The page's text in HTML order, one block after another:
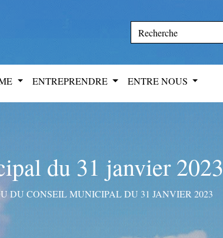
ENTREPRENDRE ENTRE NOUS
du 31 janvier 2023
DU CONSEIL MUNICIPAL DU 31 JANVIER 2023